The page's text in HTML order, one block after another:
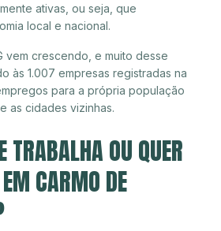
ativas, ou seja, que
local e nacional.
vem crescendo, e muito desse
às 1.007 empresas registradas na
para a própria população
as cidades vizinhas.
TRABALHA OU QUER
CARMO DE